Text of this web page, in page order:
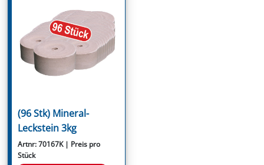
(96 Stk) Mineral-
Leckstein 3kg
Artnr: 70167K | Preis pro
Stück